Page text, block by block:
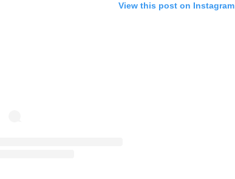
View this post on Instagram